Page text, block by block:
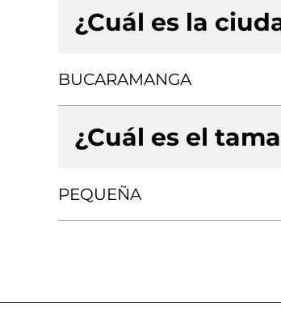
¿Cuál es la
BUCARAMANGA
¿Cuál es el
PEQUEÑA